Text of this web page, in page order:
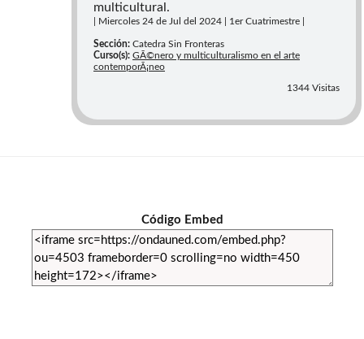
multicultural.
| Miercoles 24 de Jul del 2024 | 1er Cuatrimestre |
Sección: Catedra Sin Fronteras
Curso(s): GÃ©nero y multiculturalismo en el arte
contemporÃ¡neo
1344 Visitas
Código Embed